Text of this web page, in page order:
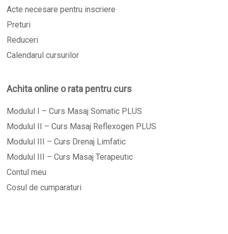
Acte necesare pentru inscriere
Preturi
Reduceri
Calendarul cursurilor
Achita online o rata pentru curs
Modulul I – Curs Masaj Somatic PLUS
Modulul II – Curs Masaj Reflexogen PLUS
Modulul III – Curs Drenaj Limfatic
Modulul III – Curs Masaj Terapeutic
Contul meu
Cosul de cumparaturi